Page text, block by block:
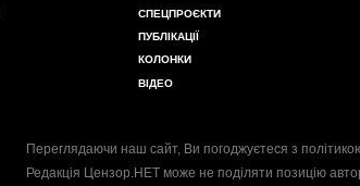
СПЕЦПРОЄКТИ
ПУБЛІКАЦІЇ
КОЛОНКИ
ВІДЕО
Переглядаючи наш сайт, Ви погоджуєтеся з
Редакція Цензор.НЕТ може не поділяти позицію